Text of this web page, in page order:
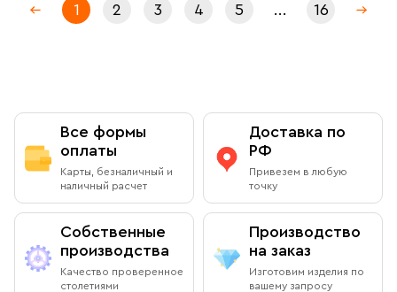
1 2 3 4 5 16
Все формы
оплаты
Карты, безналичный и
наличный расчет
Доставка по
РФ
Привезем в любую
точку
Собственные
производства
Качество проверенное
столетиями
Производство
на заказ
Изготовим изделия по
вашему запросу